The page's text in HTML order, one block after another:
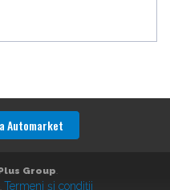
Automarket
Group.
Termeni şi condiţii